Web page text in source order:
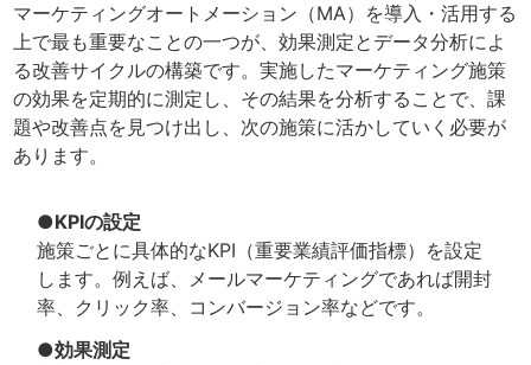
マーケティングオートメーション（MA）を導入・活用する
上で最も重要なことの一つが、効果測定とデータ分析によ
る改善サイクルの構築です。実施したマーケティング施策
の効果を定期的に測定し、その結果を分析することで、課
題や改善点を見つけ出し、次の施策に活かしていく必要が
あります。
●KPIの設定
施策ごとに具体的なKPI（重要業績評価指標）を設定
します。例えば、メールマーケティングであれば開封
率、クリック率、コンバージョン率などです。
●効果測定